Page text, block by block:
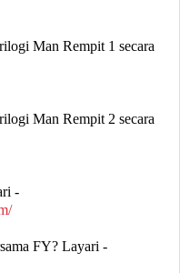
Man Rempit 1 secara
Man Rempit 2 secara
-
FY? Layari -